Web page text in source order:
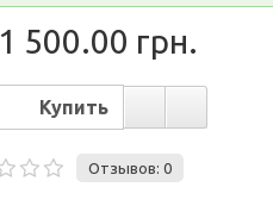
1 500.00 грн.
Отзывов: 0